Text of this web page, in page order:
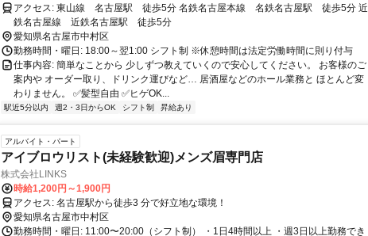
アクセス: 東山線 名古屋駅 徒歩5分 名鉄名古屋本線 名鉄名古屋駅 徒歩5分 近
鉄名古屋線 近鉄名古屋駅 徒歩5分
愛知県名古屋市中村区
勤務時間・曜日: 18:00～翌1:00 シフト制 ※休憩時間は法定労働時間に則り付与
仕事内容: 簡単なことから 少しずつ教えていくので安心してください。 お客様のご
案内や オーダー取り、ドリンク運びなど… 居酒屋などのホール業務と ほとんど変
わりません。 ✅髪型自由 ✅ヒゲOK...
駅近5分以内 週2・3日からOK シフト制 昇給あり
アルバイト・パート
アイブロウリスト(未経験歓迎)メンズ眉専門店
株式会社LINKS
時給1,200円～1,900円
アクセス: 名古屋駅から徒歩3 分で好立地な環境！
愛知県名古屋市中村区
勤務時間・曜日: 11:00〜20:00（シフト制） ・1日4時間以上 ・週3日以上勤務でき